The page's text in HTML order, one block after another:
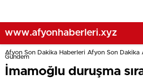
www.afyonhaberleri.xyz
Afyon Son Dakika Haberleri Afyon Son Dakika
Gündem
İmamoğlu duruşma